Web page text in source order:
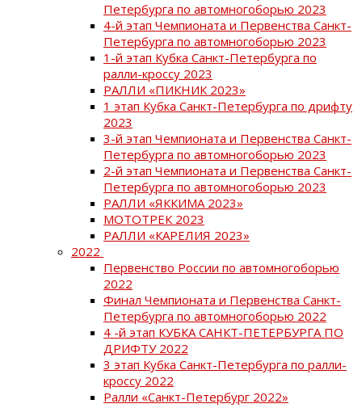
Петербурга по автомногоборью 2023
4-й этап Чемпионата и Первенства Санкт-
Петербурга по автомногоборью 2023
1-й этап Кубка Санкт-Петербурга по
ралли-кроссу 2023
РАЛЛИ «ПИКНИК 2023»
1 этап Кубка Санкт-Петербурга по дрифту
2023
3-й этап Чемпионата и Первенства Санкт-
Петербурга по автомногоборью 2023
2-й этап Чемпионата и Первенства Санкт-
Петербурга по автомногоборью 2023
РАЛЛИ «ЯККИМА 2023»
МОТОТРЕК 2023
РАЛЛИ «КАРЕЛИЯ 2023»
2022
Первенство России по автомногоборью
2022
Финал Чемпионата и Первенства Санкт-
Петербурга по автомногоборью 2022
4 -й этап КУБКА САНКТ-ПЕТЕРБУРГА ПО
ДРИФТУ 2022
3 этап Кубка Санкт-Петербурга по ралли-
кроссу 2022
Ралли «Санкт-Петербург 2022»